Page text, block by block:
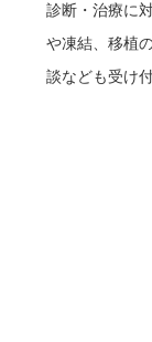
診断・治療に
や凍結、移植
談なども受け